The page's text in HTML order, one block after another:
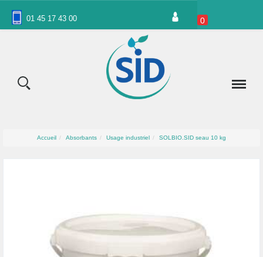
01 45 17 43 00 0
Accueil Absorbants Usage industriel SOLBIO.SID seau 10 kg